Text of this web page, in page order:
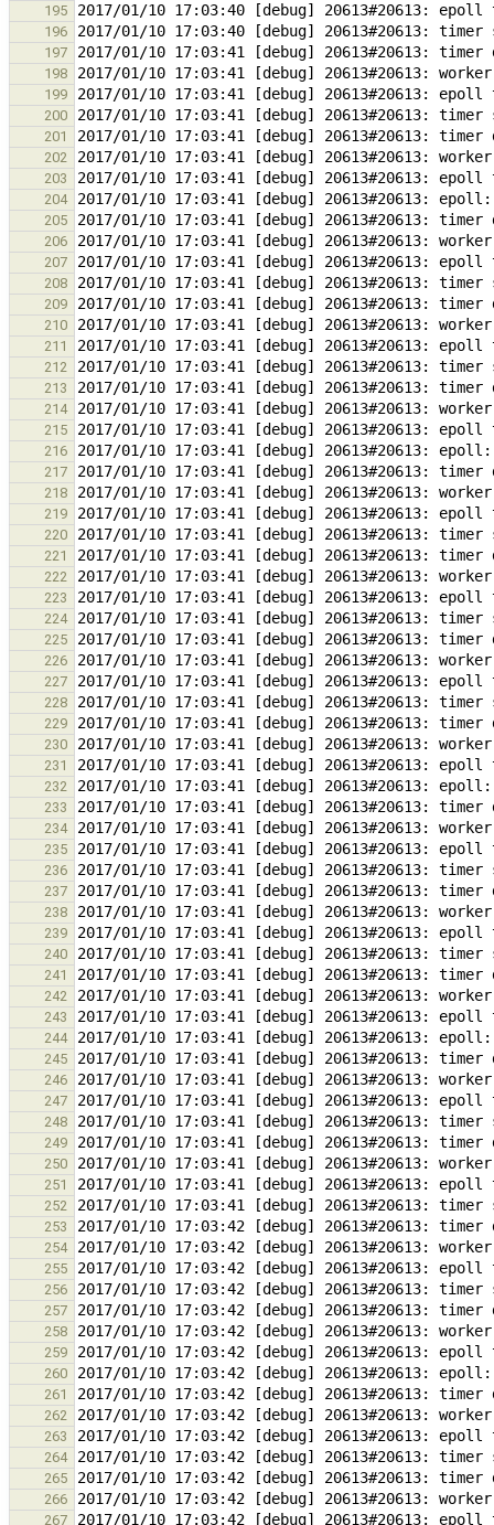
195
196
197
198
199
200
201
202
203
204
205
206
207
208
209
210
211
212
213
214
215
216
217
218
219
220
221
222
223
224
225
226
227
228
229
230
231
232
233
234
235
236
237
238
239
240
241
242
243
244
245
246
247
248
249
250
251
252
253
254
255
256
257
258
259
260
261
262
263
264
265
266
267